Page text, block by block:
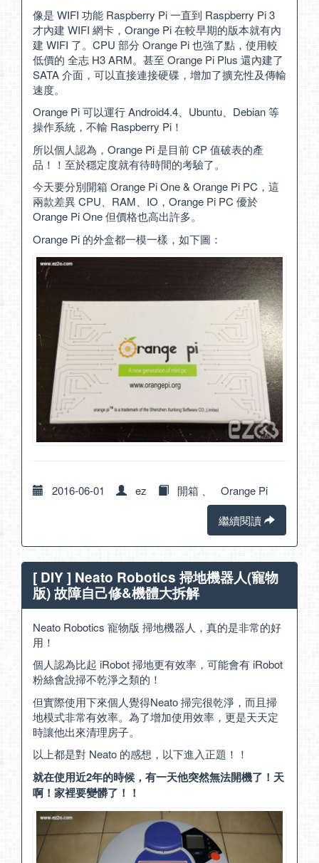
像是 WIFI 功能 Raspberry Pi 一直到 Raspberry Pi 3
才內建 WIFI 網卡，Orange Pi 在較早期的版本就有內
建 WIFI 了。CPU 部分 Orange Pi 也強了點，使用較
低價的 全志 H3 ARM。甚至 Orange Pi Plus 還內建了
SATA 介面，可以直接連接硬碟，增加了擴充性及傳輸
速度。
Orange Pi 可以運行 Android4.4、Ubuntu、Debian 等
操作系統，不輸 Raspberry Pi！
所以個人認為，Orange Pi 是目前 CP 值破表的產
品！！至於穩定度就有待時間的考驗了。
今天要分別開箱 Orange Pi One & Orange Pi PC，這
兩款差異 CPU、RAM、IO，Orange Pi PC 優於
Orange Pi One 但價格也高出許多。
Orange Pi 的外盒都一模一樣，如下圖：
2016-06-01 ez 開箱
Orange Pi
繼續閱讀
[ DIY ] Neato Robotics 掃地機器人(寵物
版) 故障自己修&機體大拆解
Neato Robotics 寵物版 掃地機器人，真的是非常的好
用！
個人認為比起 iRobot 掃地更有效率，可能會有 iRobot
粉絲會說掃不乾淨之類的！
但實際使用下來個人覺得Neato 掃完很乾淨，而且掃
地模式非常有效率。為了增加使用效率，更是天天定
時讓他出來清理房子。
以上都是對 Neato 的感想，以下進入正題！！
就在使用近2年的時候，有一天他突然無法開機了！天
啊！家裡要變髒了！！